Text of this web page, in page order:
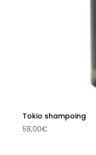
Tokio shampoing
58,00€